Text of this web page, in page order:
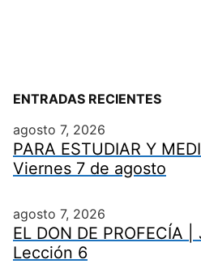
ENTRADAS RECIENTES
agosto 7, 2026
PARA ESTUDIAR Y
Viernes 7 de agosto
agosto 7, 2026
EL DON DE PROFECÍA
Lección 6